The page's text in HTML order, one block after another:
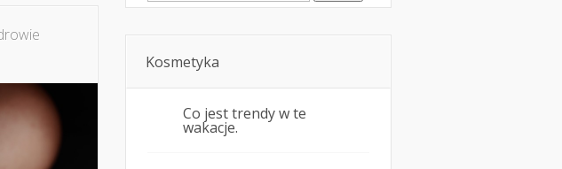
Kosmetyka
Co jest trendy w te
wakacje.